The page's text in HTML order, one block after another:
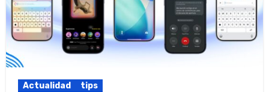
Actualidad tips